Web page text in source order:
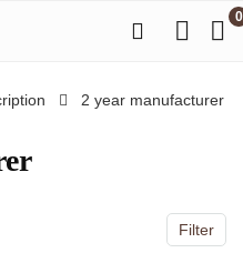
0
‎2 year manufacturer
Filter